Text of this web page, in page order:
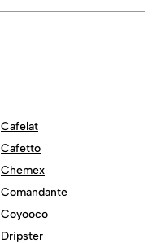
Cafelat
Cafetto
Chemex
Comandante
Coyooco
Dripster